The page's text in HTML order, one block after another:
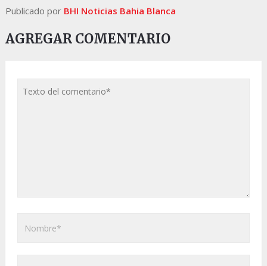
Publicado por BHI Noticias Bahia Blanca
AGREGAR COMENTARIO